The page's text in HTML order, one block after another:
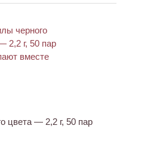
цвета — 2,2 г, 50 пар